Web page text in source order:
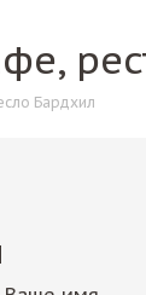
Бардхил